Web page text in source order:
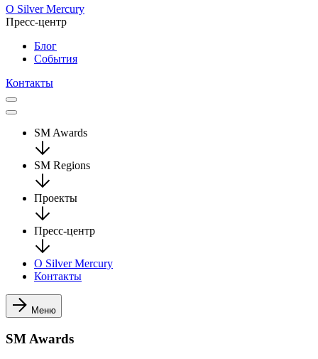
О Silver Mercury
Пресс-центр
Блог
События
Контакты
SM Awards
SM Regions
Проекты
Пресс-центр
О Silver Mercury
Контакты
Меню
SM Awards